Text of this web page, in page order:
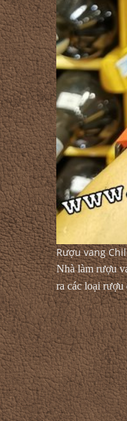
Rượu vang
Nhà làm rượu
ra các loại